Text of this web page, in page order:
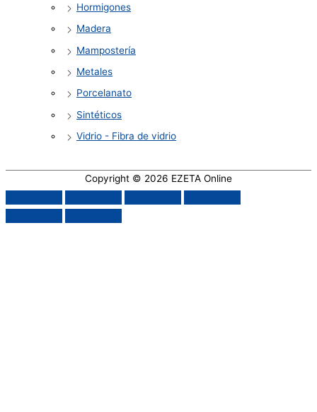
Hormigones
Madera
Mampostería
Metales
Porcelanato
Sintéticos
Vidrio - Fibra de vidrio
Copyright © 2026 EZETA Online